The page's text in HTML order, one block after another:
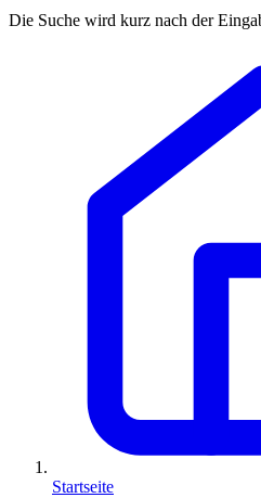
Die Suche wird kurz nach der
Startseite